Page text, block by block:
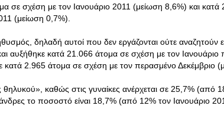
σε σχέση με τον Ιανουάριο 2011 (μείωση 8,6%) και
(μείωση 0,7%).
δηλαδή αυτοί που δεν εργάζονται ούτε αναζητούν
αυξήθηκε κατά 21.066 άτομα σε σχέση με τον Ιανουάριο
2.965 άτομα σε σχέση με τον περασμένο Δεκέμβριο
θηλυκού», καθώς στις γυναίκες ανέρχεται σε 25,7% (από
το ποσοστό είναι 18,7% (από 12% τον Ιανουάριο